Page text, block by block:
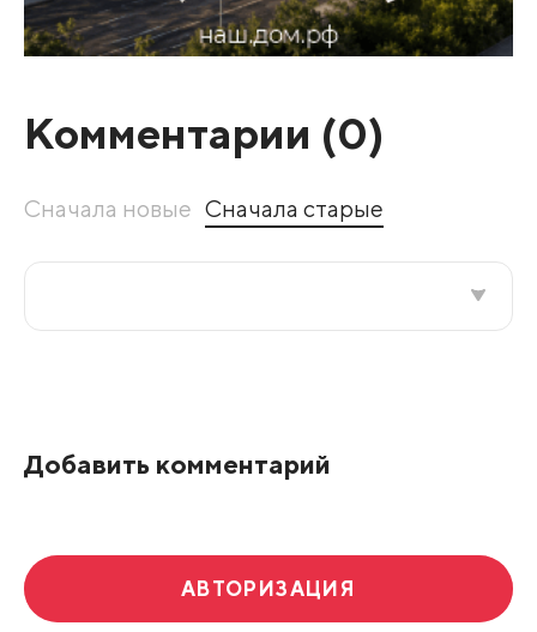
Комментарии (0)
Сначала новые Сначала старые
Добавить комментарий
АВТОРИЗАЦИЯ